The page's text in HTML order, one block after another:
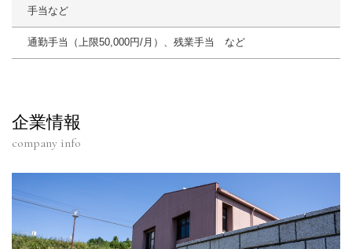
手当など
通勤手当（上限50,000円/月）、残業手当 など
企業情報
company info